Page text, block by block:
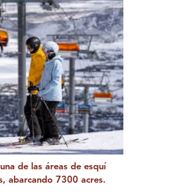
de las áreas de esquí
abarcando 7300 acres.